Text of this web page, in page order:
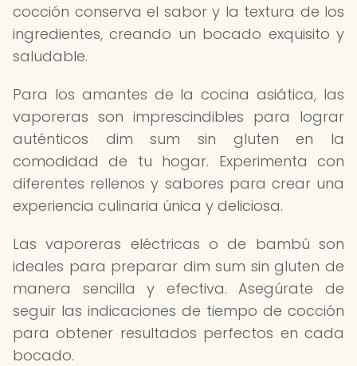
cocción conserva el sabor y la textura de los
ingredientes, creando un bocado exquisito y
saludable.
Para los amantes de la cocina asiática, las
vaporeras son imprescindibles para lograr
auténticos dim sum sin gluten en la
comodidad de tu hogar. Experimenta con
diferentes rellenos y sabores para crear una
experiencia culinaria única y deliciosa.
Las vaporeras eléctricas o de bambú son
ideales para preparar dim sum sin gluten de
manera sencilla y efectiva. Asegúrate de
seguir las indicaciones de tiempo de cocción
para obtener resultados perfectos en cada
bocado.